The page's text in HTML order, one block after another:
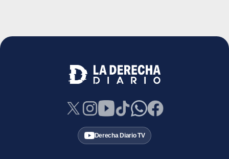
Derecha Diario TV